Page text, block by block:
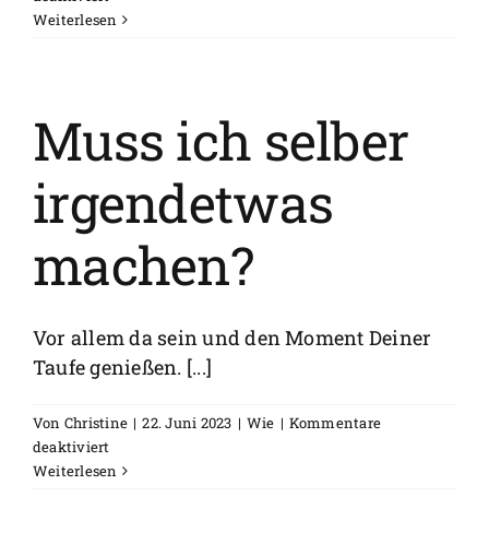
Schauen
getauft
werde?
Weiterlesen
Muss ich selber
irgendetwas
machen?
Vor allem da sein und den Moment Deiner
Taufe genießen. [...]
Von Christine | 22. Juni 2023 | Wie | Kommentare
deaktiviert
Muss
Weiterlesen